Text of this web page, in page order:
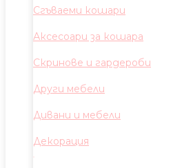
Сгъваеми кошари
Аксесоари за кошара
Скринове и гардероби
Други мебели
Дивани и мебели
Декорация